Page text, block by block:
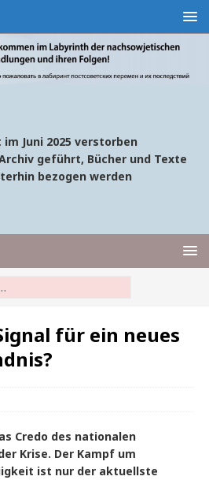
im Juni 2025 verstorben
geführt, Bücher und Texte
bezogen werden
für ein neues
Credo des nationalen
Krise. Der Kampf um
ist nur der aktuellste